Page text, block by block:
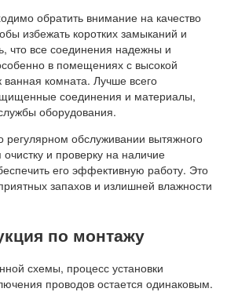
обратить внимание на качество
избежать коротких замыканий и
что все соединения надежны и
в помещениях с высокой
ванная комната. Лучше всего
соединения и материалы,
оборудования.
регулярном обслуживании вытяжного
и проверку на наличие
его эффективную работу. Это
запахов и излишней влажности
по монтажу
схемы, процесс установки
проводов остается одинаковым.